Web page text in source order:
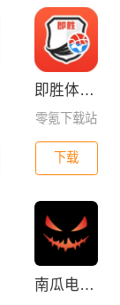
即胜体育官方版
零氪下载站
下载
南瓜电影app下载